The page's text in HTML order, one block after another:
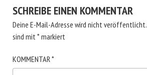
SCHREIBE EINEN KOMMENTAR
Deine E-Mail-Adresse wird nicht veröffentlicht.
sind mit *markiert
KOMMENTAR *